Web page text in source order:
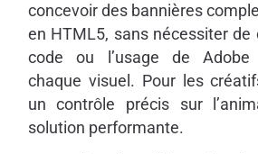
concevoir des bannières
en HTML5, sans nécessiter de
code ou l’usage de Adobe
chaque visuel. Pour les
un contrôle précis sur
solution performante.